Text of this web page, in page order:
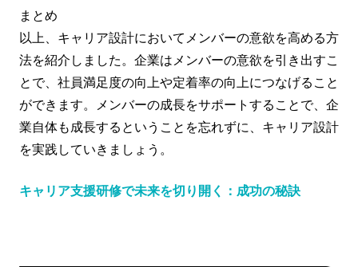
まとめ
以上、キャリア設計においてメンバーの意欲を高める方
法を紹介しました。企業はメンバーの意欲を引き出すこ
とで、社員満足度の向上や定着率の向上につなげること
ができます。メンバーの成長をサポートすることで、企
業自体も成長するということを忘れずに、キャリア設計
を実践していきましょう。
キャリア支援研修で未来を切り開く：成功の秘訣